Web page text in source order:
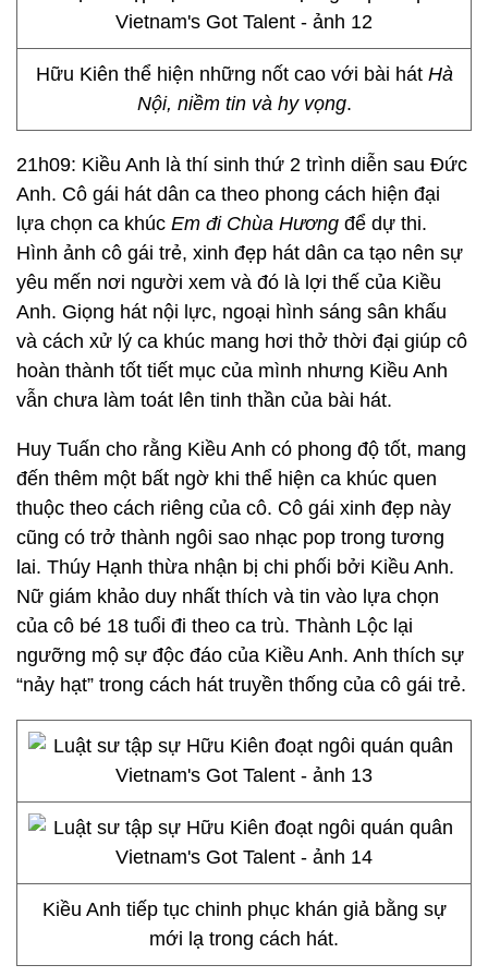
Hữu Kiên thể hiện những nốt cao với bài hát Hà
Nội, niềm tin và hy vọng.
21h09: Kiều Anh là thí sinh thứ 2 trình diễn sau Đức
Anh. Cô gái hát dân ca theo phong cách hiện đại
lựa chọn ca khúc Em đi Chùa Hương để dự thi.
Hình ảnh cô gái trẻ, xinh đẹp hát dân ca tạo nên sự
yêu mến nơi người xem và đó là lợi thế của Kiều
Anh. Giọng hát nội lực, ngoại hình sáng sân khấu
và cách xử lý ca khúc mang hơi thở thời đại giúp cô
hoàn thành tốt tiết mục của mình nhưng Kiều Anh
vẫn chưa làm toát lên tinh thần của bài hát.
Huy Tuấn cho rằng Kiều Anh có phong độ tốt, mang
đến thêm một bất ngờ khi thể hiện ca khúc quen
thuộc theo cách riêng của cô. Cô gái xinh đẹp này
cũng có trở thành ngôi sao nhạc pop trong tương
lai. Thúy Hạnh thừa nhận bị chi phối bởi Kiều Anh.
Nữ giám khảo duy nhất thích và tin vào lựa chọn
của cô bé 18 tuổi đi theo ca trù. Thành Lộc lại
ngưỡng mộ sự độc đáo của Kiều Anh. Anh thích sự
“nảy hạt” trong cách hát truyền thống của cô gái trẻ.
Kiều Anh tiếp tục chinh phục khán giả bằng sự
mới lạ trong cách hát.